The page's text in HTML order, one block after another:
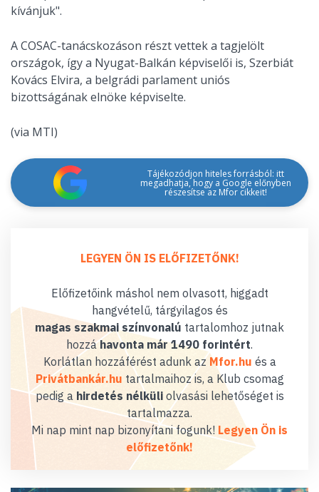
kívánjuk".
A COSAC-tanácskozáson részt vettek a tagjelölt
országok, így a Nyugat-Balkán képviselői is, Szerbiát
Kovács Elvira, a belgrádi parlament uniós
bizottságának elnöke képviselte.
(via MTI)
Tájékozódjon hiteles forrásból: itt
megadhatja, hogy a Google előnyben
részesítse az Mfor cikkeit!
LEGYEN ÖN IS ELŐFIZETŐNK!
Előfizetőink máshol nem olvasott, higgadt
hangvételű, tárgyilagos és
magas szakmai színvonalú tartalomhoz jutnak
hozzáhavonta már 1490 forintért.
Korlátlan hozzáférést adunk az Mfor.hu és a
Privátbankár.hu tartalmaihoz is, a Klub csomag
pedig a hirdetés nélküliolvasási lehetőséget is
tartalmazza.
Mi nap mint nap bizonyítani fogunk! Legyen Ön is
előfizetőnk!